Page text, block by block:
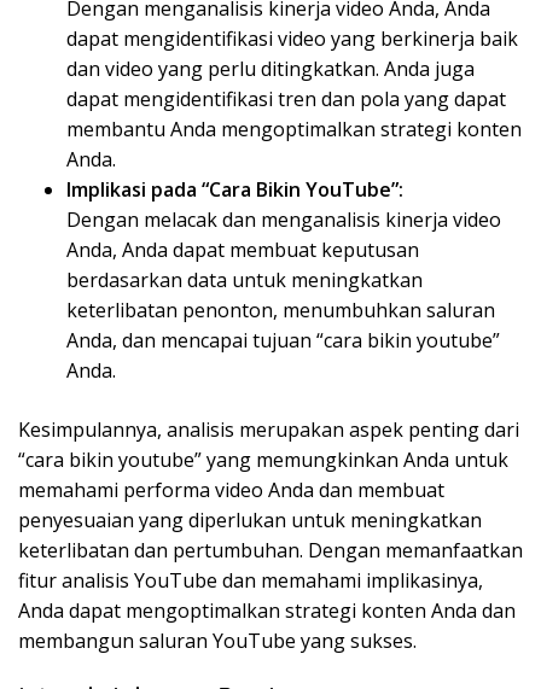
Dengan menganalisis kinerja video Anda, Anda
dapat mengidentifikasi video yang berkinerja baik
dan video yang perlu ditingkatkan. Anda juga
dapat mengidentifikasi tren dan pola yang dapat
membantu Anda mengoptimalkan strategi konten
Anda.
Implikasi pada “Cara Bikin YouTube”:
Dengan melacak dan menganalisis kinerja video
Anda, Anda dapat membuat keputusan
berdasarkan data untuk meningkatkan
keterlibatan penonton, menumbuhkan saluran
Anda, dan mencapai tujuan “cara bikin youtube”
Anda.
Kesimpulannya, analisis merupakan aspek penting dari
“cara bikin youtube” yang memungkinkan Anda untuk
memahami performa video Anda dan membuat
penyesuaian yang diperlukan untuk meningkatkan
keterlibatan dan pertumbuhan. Dengan memanfaatkan
fitur analisis YouTube dan memahami implikasinya,
Anda dapat mengoptimalkan strategi konten Anda dan
membangun saluran YouTube yang sukses.